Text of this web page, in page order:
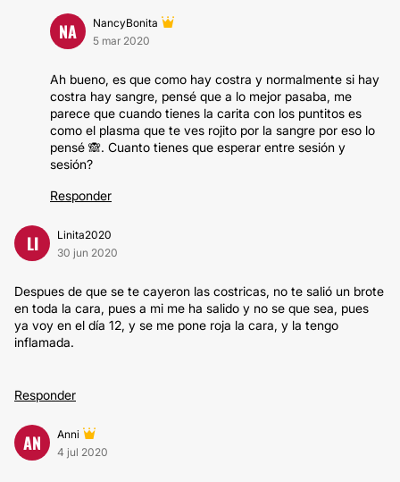
NA
NancyBonita
5 mar 2020
Ah bueno, es que como hay costra y normalmente si hay
costra hay sangre, pensé que a lo mejor pasaba, me
parece que cuando tienes la carita con los puntitos es
como el plasma que te ves rojito por la sangre por eso lo
pensé 🙈. Cuanto tienes que esperar entre sesión y
sesión?
Responder
LI
Linita2020
30 jun 2020
Despues de que se te cayeron las costricas, no te salió un brote
en toda la cara, pues a mi me ha salido y no se que sea, pues
ya voy en el día 12, y se me pone roja la cara, y la tengo
inflamada.
Responder
AN
Anni
4 jul 2020